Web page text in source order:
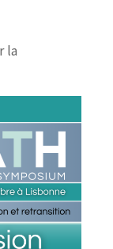
la